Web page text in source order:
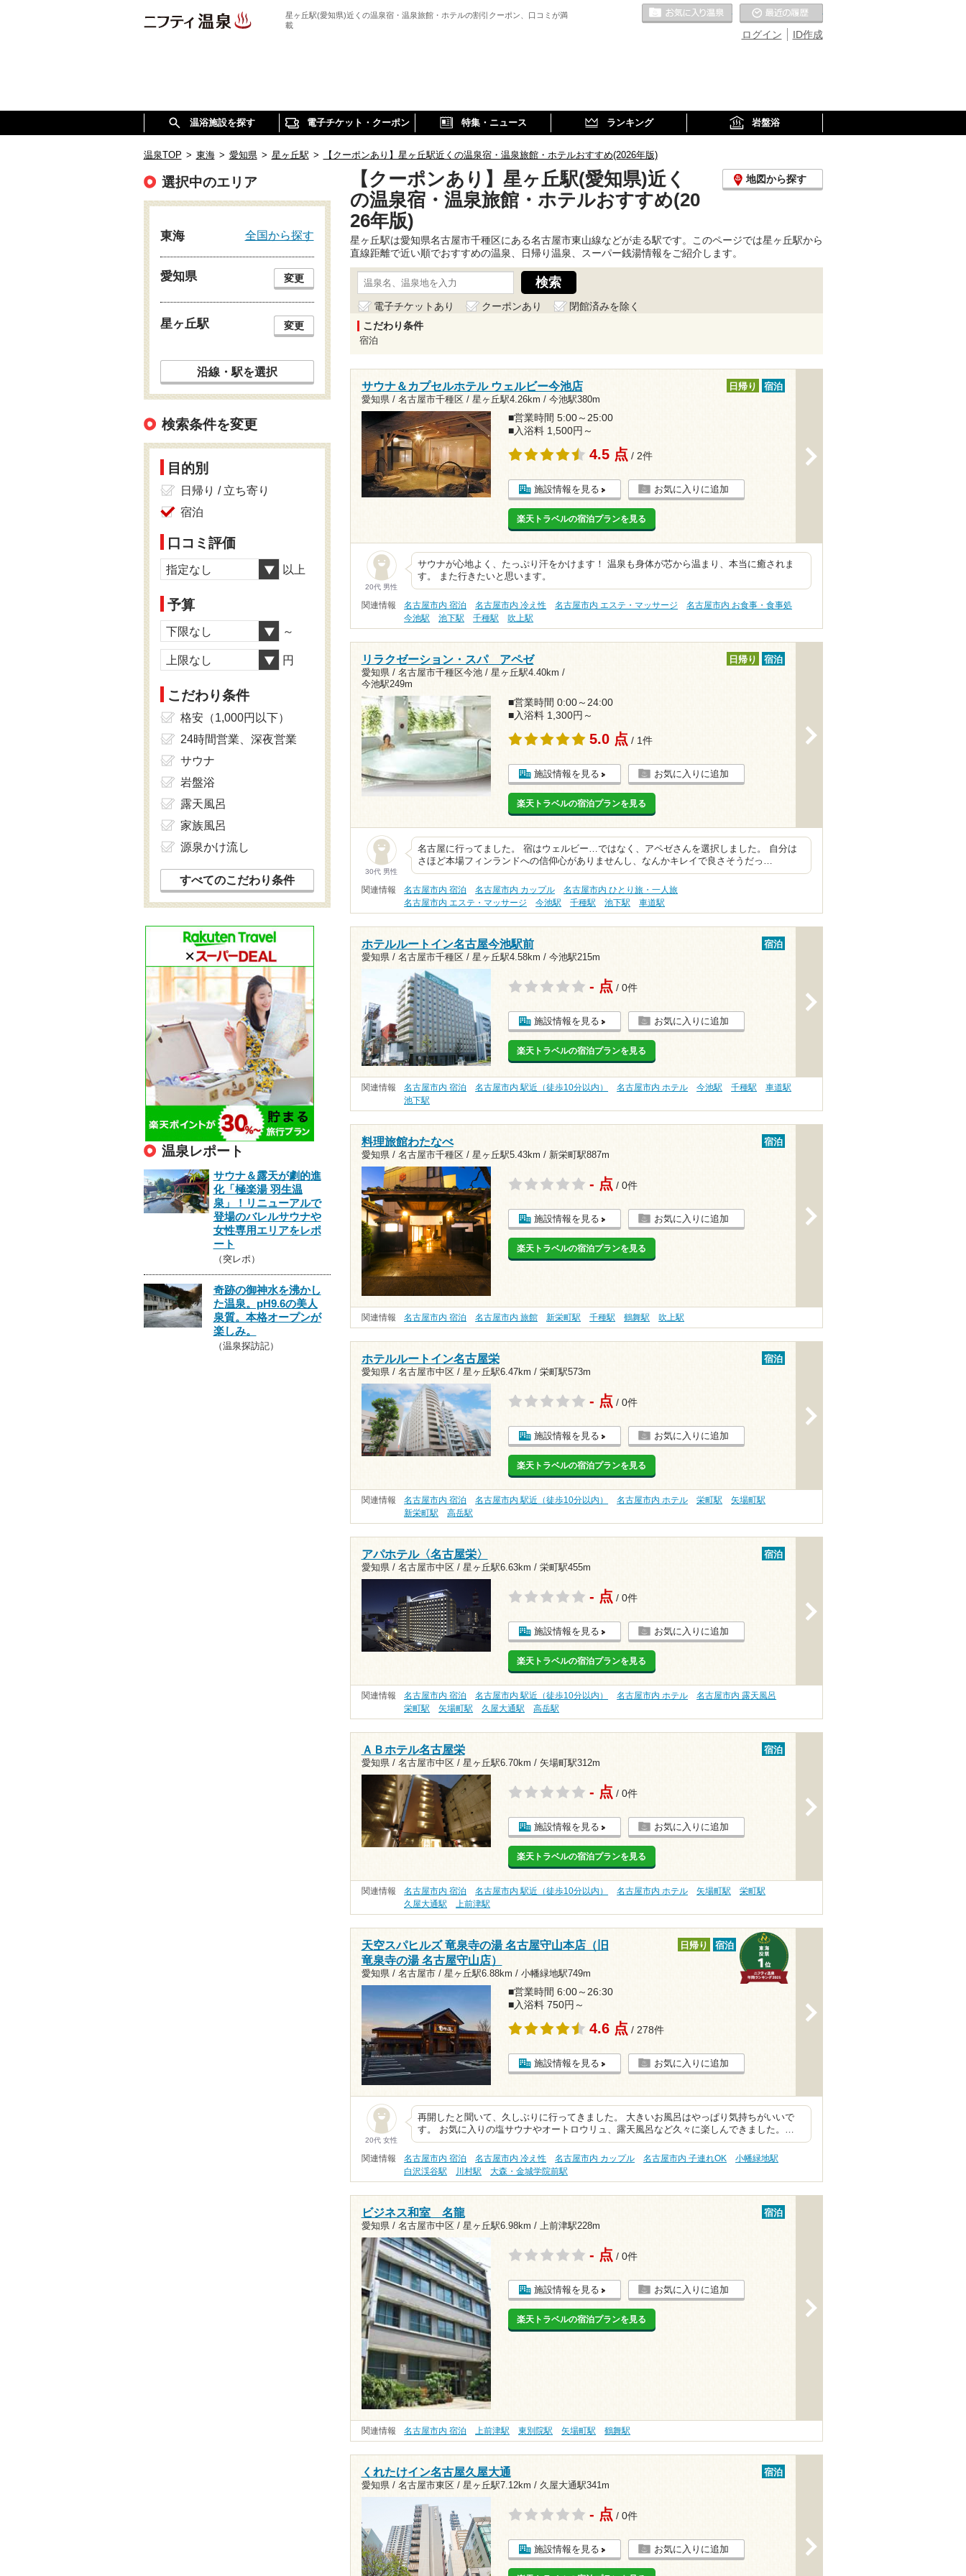
星ヶ丘駅(愛知県)近くの温泉宿・温泉旅館・ホテルの割引クーポン、口コミが満
載
ID作成
ログイン
お気に入りの温泉
温浴施設を探す 電子チケット・クーポン 特集・ニュース ランキング 岩盤浴
温泉TOP > 東海 > 愛知県 > 星ヶ丘駅 > 【クーポンあり】星ヶ丘駅近くの温泉宿・温泉旅館・ホテルおすすめ(2026年版)
【クーポンあり】星ヶ丘駅(愛知県)近く
の温泉宿・温泉旅館・ホテルおすすめ(20
26年版)
地図から探す
星ヶ丘駅は愛知県名古屋市千種区にある名古屋市東山線などが走る駅です。このページでは星ヶ丘駅から
直線距離で近い順でおすすめの温泉、日帰り温泉、スーパー銭湯情報をご紹介します。
電子チケットあり クーポンあり
閉館済みを除く
こだわり条件
宿泊
サウナ＆カプセルホテル ウェルビー今池店
愛知県 / 名古屋市千種区 / 星ヶ丘駅4.26km / 今池駅380m
日帰り 宿泊
■営業時間 5:00～25:00
■入浴料 1,500円～
4.5 点 / 2件
施設情報を見る お気に入りに追加
楽天トラベルの宿泊プランを見る
20代 男性
サウナが心地よく、たっぷり汗をかけます！ 温泉も身体が芯から温まり、本当に癒されま
す。 また行きたいと思います。
関連情報 名古屋市内 宿泊 名古屋市内 冷え性 名古屋市内 エステ・マッサージ
名古屋市内 お食事・食事処
今池駅
池下駅 千種駅 吹上駅
リラクゼーション・スパ アペゼ
愛知県 / 名古屋市千種区今池 / 星ヶ丘駅4.40km /
今池駅249m
日帰り 宿泊
■営業時間 0:00～24:00
■入浴料 1,300円～
5.0 点 / 1件
施設情報を見る お気に入りに追加
楽天トラベルの宿泊プランを見る
30代 男性
名古屋に行ってました。 宿はウェルビー…ではなく、アペゼさんを選択しました。 自分は
さほど本場フィンランドへの信仰心がありませんし、なんかキレイで良さそうだっ…
関連情報 名古屋市内 宿泊 名古屋市内 カップル
名古屋市内 ひとり旅・一人旅
名古屋市内 エステ・マッサージ
今池駅 千種駅 池下駅 車道駅
ホテルルートイン名古屋今池駅前
愛知県 / 名古屋市千種区 / 星ヶ丘駅4.58km / 今池駅215m
宿泊
- 点 / 0件
施設情報を見る お気に入りに追加
楽天トラベルの宿泊プランを見る
関連情報 名古屋市内 宿泊 名古屋市内 駅近（徒歩10分以内） 名古屋市内 ホテル 今池駅 千種駅
車道駅
池下駅
料理旅館わたなべ
愛知県 / 名古屋市千種区 / 星ヶ丘駅5.43km / 新栄町駅887m
宿泊
- 点 / 0件
施設情報を見る お気に入りに追加
楽天トラベルの宿泊プランを見る
関連情報 名古屋市内 宿泊 名古屋市内 旅館 新栄町駅 千種駅 鶴舞駅 吹上駅
ホテルルートイン名古屋栄
愛知県 / 名古屋市中区 / 星ヶ丘駅6.47km / 栄町駅573m
宿泊
- 点 / 0件
施設情報を見る お気に入りに追加
楽天トラベルの宿泊プランを見る
関連情報 名古屋市内 宿泊 名古屋市内 駅近（徒歩10分以内） 名古屋市内 ホテル 栄町駅
矢場町駅
新栄町駅
高岳駅
アパホテル〈名古屋栄〉
愛知県 / 名古屋市中区 / 星ヶ丘駅6.63km / 栄町駅455m
宿泊
- 点 / 0件
施設情報を見る お気に入りに追加
楽天トラベルの宿泊プランを見る
関連情報 名古屋市内 宿泊 名古屋市内 駅近（徒歩10分以内） 名古屋市内 ホテル
名古屋市内 露天風呂
栄町駅
矢場町駅 久屋大通駅 高岳駅
ＡＢホテル名古屋栄
愛知県 / 名古屋市中区 / 星ヶ丘駅6.70km / 矢場町駅312m
宿泊
- 点 / 0件
施設情報を見る お気に入りに追加
楽天トラベルの宿泊プランを見る
関連情報 名古屋市内 宿泊 名古屋市内 駅近（徒歩10分以内） 名古屋市内 ホテル 矢場町駅
栄町駅
久屋大通駅
上前津駅
天空スパヒルズ 竜泉寺の湯 名古屋守山本店（旧
竜泉寺の湯 名古屋守山店）
愛知県 / 名古屋市 / 星ヶ丘駅6.88km / 小幡緑地駅749m
日帰り 宿泊
■営業時間 6:00～26:30
■入浴料 750円～
4.6 点 / 278件
施設情報を見る お気に入りに追加
20代 女性
再開したと聞いて、久しぶりに行ってきました。 大きいお風呂はやっぱり気持ちがいいで
す。 お気に入りの塩サウナやオートロウリュ、露天風呂など久々に楽しんできました。…
関連情報 名古屋市内 宿泊 名古屋市内 冷え性 名古屋市内 カップル 名古屋市内 子連れOK
小幡緑地駅
白沢渓谷駅
川村駅 大森・金城学院前駅
ビジネス和室 名龍
愛知県 / 名古屋市中区 / 星ヶ丘駅6.98km / 上前津駅228m
宿泊
- 点 / 0件
施設情報を見る お気に入りに追加
楽天トラベルの宿泊プランを見る
関連情報 名古屋市内 宿泊 上前津駅 東別院駅 矢場町駅 鶴舞駅
くれたけイン名古屋久屋大通
愛知県 / 名古屋市東区 / 星ヶ丘駅7.12km / 久屋大通駅341m
宿泊
- 点 / 0件
施設情報を見る お気に入りに追加
選択中のエリア
東海 全国から探す
愛知県 変更
星ヶ丘駅 変更
沿線・駅を選択
検索条件を変更
目的別
日帰り / 立ち寄り
宿泊
口コミ評価
指定なし 以上
予算
下限なし ～
上限なし 円
こだわり条件
格安（1,000円以下）
24時間営業、深夜営業
サウナ
岩盤浴
露天風呂
家族風呂
源泉かけ流し
すべてのこだわり条件
温泉レポート
サウナ＆露天が劇的進
化「極楽湯 羽生温
泉」！リニューアルで
登場のバレルサウナや
女性専用エリアをレポ
ート
（突レポ）
奇跡の御神水を沸かし
た温泉。pH9.6の美人
泉質。本格オープンが
楽しみ。
（温泉探訪記）